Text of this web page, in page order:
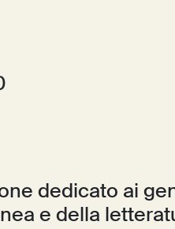
dedicato ai
e della